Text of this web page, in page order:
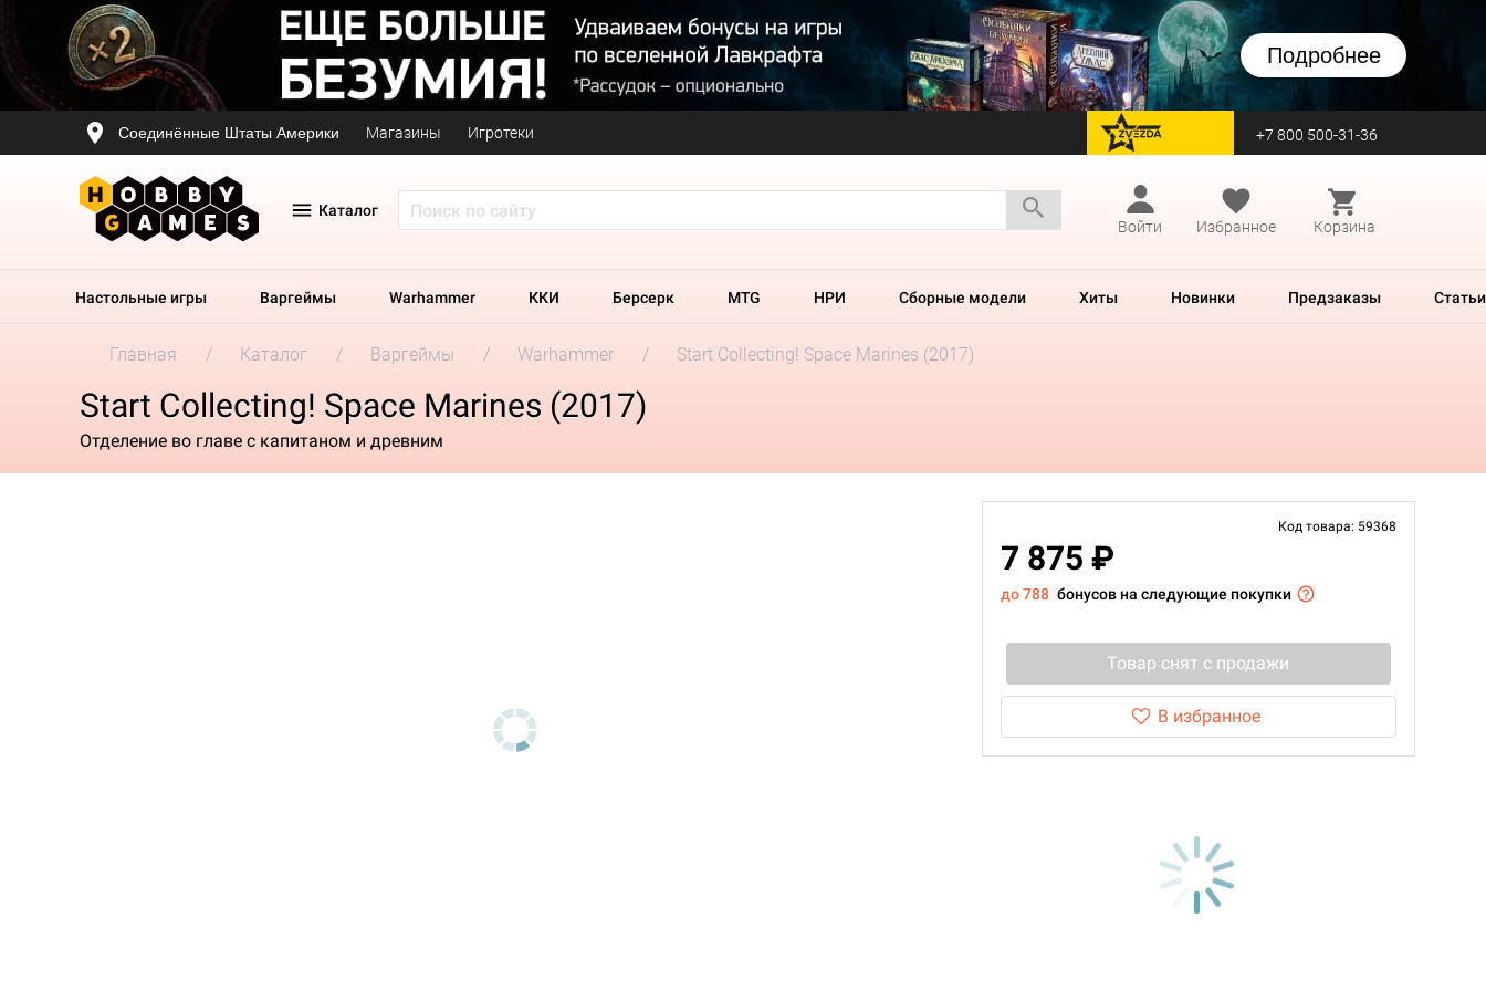
Подробнее
Соединённые Штаты Америки Магазины Игротеки перейти на Zvezda +7 800 500-31-36
Каталог
Войти
Избранное Корзина
Настольные игры Варгеймы Warhammer ККИ Берсерк MTG НРИ Сборные модели Хиты Новинки Предзаказы Статьи
Главная Каталог Варгеймы Warhammer Start Collecting! Space Marines (2017)
Start Collecting! Space Marines (2017)
Отделение во главе с капитаном и древним
Код товара: 59368
7 875 ₽
до 788 бонусов на следующие покупки
Товар снят с продажи
В избранное